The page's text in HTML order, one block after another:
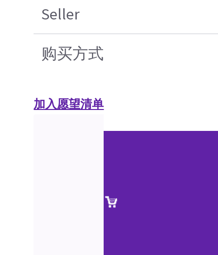
Seller
购买方式
加入愿望清单